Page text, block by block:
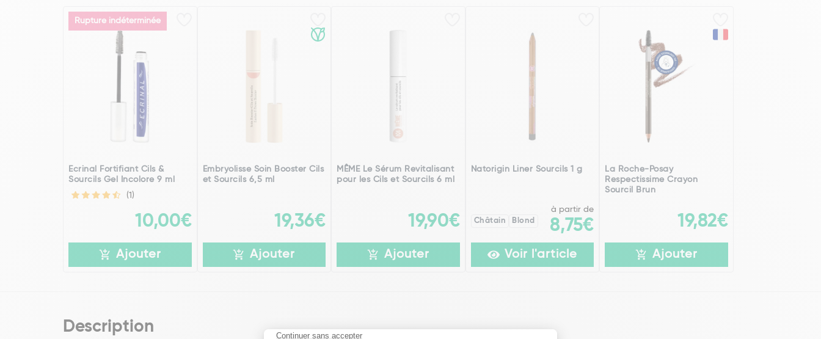
Rupture indéterminée
Ecrinal Fortifiant Cils &
Sourcils Gel Incolore 9 ml
(1)
10,00€
Ajouter
Embryolisse Soin Booster Cils
et Sourcils 6,5 ml
19,36€
Ajouter
MÊME Le Sérum Revitalisant
pour les Cils et Sourcils 6 ml
19,90€
Ajouter
Natorigin Liner Sourcils 1 g
Châtain Blond
à partir de
8,75€
Voir l'article
La Roche-Posay
Respectissime Crayon
Sourcil Brun
19,82€
Ajouter
Description